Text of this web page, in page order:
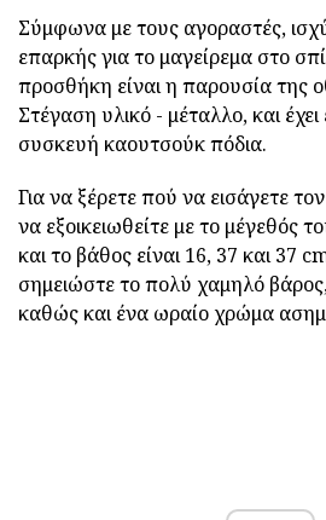
Σύμφωνα με τους αγοραστές,
επαρκής για το μαγείρεμα στο
προσθήκη είναι η παρουσία της
Στέγαση υλικό - μέταλλο, και
συσκευή καουτσούκ πόδια.
Για να ξέρετε πού να εισάγετε
να εξοικειωθείτε με το μέγεθός
και το βάθος είναι 16, 37 και 37
σημειώστε το πολύ χαμηλό
καθώς και ένα ωραίο χρώμα